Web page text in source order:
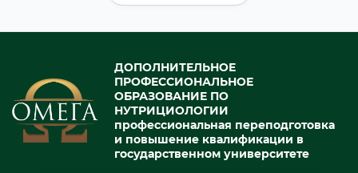
ДОПОЛНИТЕЛЬНОЕ
ПРОФЕССИОНАЛЬНОЕ
ОБРАЗОВАНИЕ ПО
НУТРИЦИОЛОГИИ
профессиональная переподготовка
и повышение квалификации в
государственном университете